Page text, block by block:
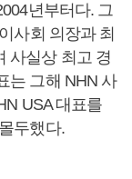
년부터다. 그
사회 의장과 최
사실상 최고 경
는 그해 NHN 사
USA 대표를
두했다.